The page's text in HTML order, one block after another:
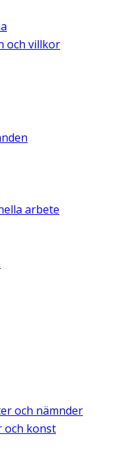
och villkor
arbete
och nämnder
och konst